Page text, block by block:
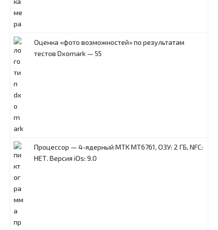
Оценка «фото возможностей» по результатам
тестов Dxomark — 55
Процессор — 4-ядерный MTK MT6761, ОЗУ: 2 ГБ, NFC:
НЕТ. Версия iOs: 9.0